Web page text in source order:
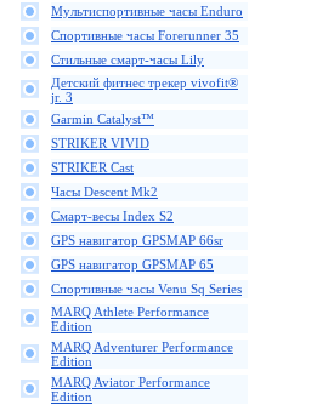
Мультиспортивные часы Enduro
Спортивные часы Forerunner 35
Стильные смарт-часы Lily
Детский фитнес трекер vivofit®
jr. 3
Garmin Catalyst™
STRIKER VIVID
STRIKER Cast
Часы Descent Mk2
Смарт-весы Index S2
GPS навигатор GPSMAP 66sr
GPS навигатор GPSMAP 65
Спортивные часы Venu Sq Series
MARQ Athlete Performance
Edition
MARQ Adventurer Performance
Edition
MARQ Aviator Performance
Edition